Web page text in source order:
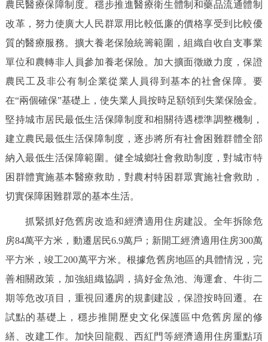
農民醫療保障制度。穩步推進醫療衛生體制和藥品流通體制
改革，努力使廣大人民群眾用比較低廉的價格享受到比較優
質的醫療服務。擴大養老保險統籌範圍，組織自收自支事業
單位和農轉非人員參加養老保險。加大擴面徵繳力度，保證
農民工及非公有制企業從業人員得到基本的社會保障。要
在“兩個確保”基礎上，使失業人員按時足額領到失業保險金。
堅持城市居民最低生活保障制度和相關待遇標準調整機制，
建立農民最低生活保障制度，逐步將所有社會困難群體全部
納入最低生活保障範圍。健全城鄉社會救助制度，對城市特
困群體實施基本醫療救助，對農村特困群眾實施社會救助，
切實保障困難群眾的基本生活。
抓緊抓好危舊房改造和經濟適用住房建設。全年拆除危
房84萬平方米，動遷居民6.9萬戶；新開工經濟適用住房300萬
平方米，竣工200萬平方米。根據危舊房地區的具體情況，完
善相關政策，加強組織協調，搞好金魚池、海運倉、牛街二
期等危改項目，重視回遷房的規劃建設，保證按時回遷。在
試點的基礎上，穩步推開歷史文化保護區中危舊房屋的修
繕、改建工作。加快回龍觀、西紅門等經濟適用住房重點項